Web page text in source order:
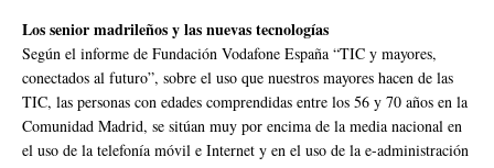
Los senior madrileños y las nuevas tecnologías
Según el informe de Fundación Vodafone España “TIC y mayores,
conectados al futuro”, sobre el uso que nuestros mayores hacen de las
TIC, las personas con edades comprendidas entre los 56 y 70 años en la
Comunidad Madrid, se sitúan muy por encima de la media nacional en
el uso de la telefonía móvil e Internet y en el uso de la e-administración